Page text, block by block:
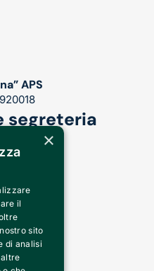
APS
segreteria
×
il
sito
di analisi